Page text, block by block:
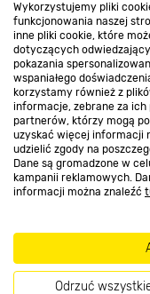
Wykorzystujemy pliki
funkcjonowania naszej
inne pliki cookie, które
dotyczących
pokazania
wspaniałego
korzystamy również z
informacje, zebrane za ich
partnerów, którzy mogą
uzyskać więcej informacji
udzielić zgody na
Dane są gromadzone w
kampanii reklamowych.
informacji można znaleźć
Odrzuć
Dołącz do nas
Metody płatności
Informacje handlowe o
zaproszeniem do zawarcia